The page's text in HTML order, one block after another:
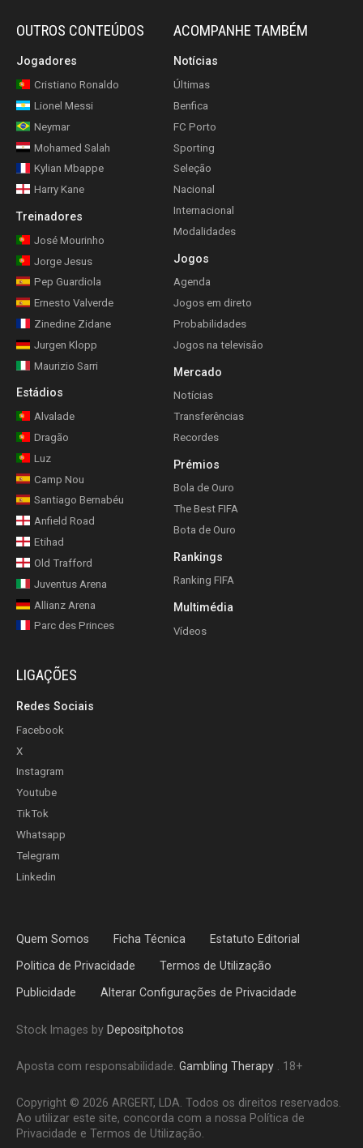
OUTROS CONTEÚDOS
Jogadores
Cristiano Ronaldo
Lionel Messi
Neymar
Mohamed Salah
Kylian Mbappe
Harry Kane
Treinadores
José Mourinho
Jorge Jesus
Pep Guardiola
Ernesto Valverde
Zinedine Zidane
Jurgen Klopp
Maurizio Sarri
Estádios
Alvalade
Dragão
Luz
Camp Nou
Santiago Bernabéu
Anfield Road
Etihad
Old Trafford
Juventus Arena
Allianz Arena
Parc des Princes
ACOMPANHE TAMBÉM
Notícias
Últimas
Benfica
FC Porto
Sporting
Seleção
Nacional
Internacional
Modalidades
Jogos
Agenda
Jogos em direto
Probabilidades
Jogos na televisão
Mercado
Notícias
Transferências
Recordes
Prémios
Bola de Ouro
The Best FIFA
Bota de Ouro
Rankings
Ranking FIFA
Multimédia
Vídeos
LIGAÇÕES
Redes Sociais
Facebook
X
Instagram
Youtube
TikTok
Whatsapp
Telegram
Linkedin
Quem Somos Ficha Técnica Estatuto Editorial
Politica de Privacidade Termos de Utilização
Publicidade Alterar Configurações de Privacidade
Stock Images by Depositphotos
Aposta com responsabilidade. Gambling Therapy. 18+
Copyright © 2026 ARGERT, LDA. Todos os direitos reservados.
Ao utilizar este site, concorda com a nossa Política de
Privacidade e Termos de Utilização.